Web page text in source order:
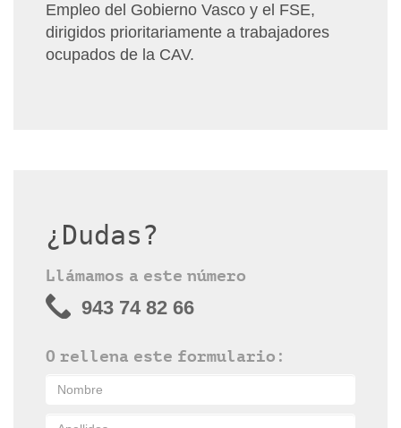
Empleo del Gobierno Vasco y el FSE,
dirigidos prioritariamente a trabajadores
ocupados de la CAV.
¿Dudas?
Llámamos a este número
943 74 82 66
O rellena este formulario: